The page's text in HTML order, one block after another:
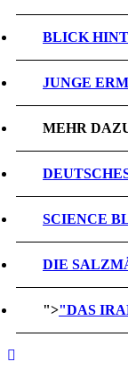
BLICK
JUNGE
MEHR
SCIENCE
DIE
">"DAS